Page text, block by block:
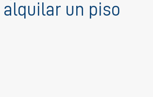
alquilar un piso